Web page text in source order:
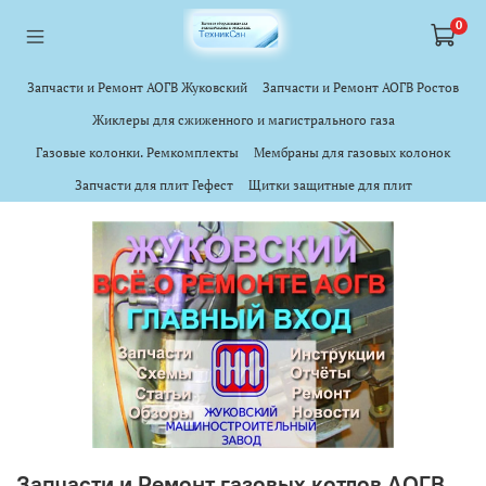
0
Запчасти и Ремонт АОГВ Жуковский
Запчасти и Ремонт АОГВ Ростов
Жиклеры для сжиженного и магистрального газа
Газовые колонки. Ремкомплекты
Мембраны для газовых колонок
Запчасти для плит Гефест
Щитки защитные для плит
<a href="https://webmaster.yandex.ru/siteinfo/?site=https://
<a href="https://webmaster.yandex.ru/siteinfo/?site=https://